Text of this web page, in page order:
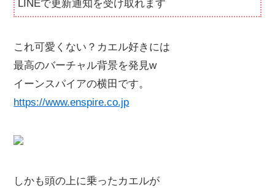
LINEで更新通知を受け取れます
これ可愛くない？カエル好きには
最高のバーチャル背景を発見w
イーンスパイアの横田です。
https://www.enspire.co.jp
しかも頭の上に乗ったカエルが